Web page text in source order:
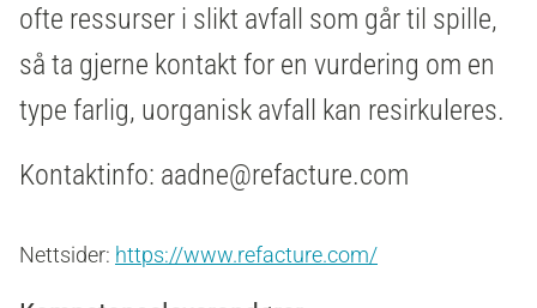
ofte ressurser i slikt avfall som går til spille,
så ta gjerne kontakt for en vurdering om en
type farlig, uorganisk avfall kan resirkuleres.
Kontaktinfo: aadne@refacture.com
Nettsider: https://www.refacture.com/